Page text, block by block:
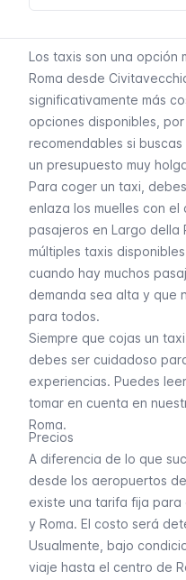
Los taxis son una opción
Roma desde
significativamente más
opciones disponibles,
recomendables si
un presupuesto muy
Para coger un taxi,
enlaza los muelles con
pasajeros en Largo della
múltiples taxis
cuando hay muchos
demanda sea alta y que
para todos.
Siempre que cojas un
debes ser cuidadoso
experiencias. Puedes
tomar en cuenta en
Roma.
Precios
A diferencia de lo que
desde los aeropuertos de
existe una tarifa fija
y Roma. El costo será
Usualmente, bajo
viaje hasta el centro de